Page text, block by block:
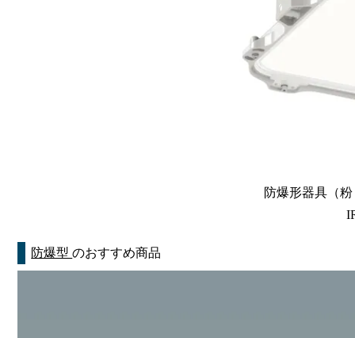
防爆形器具（
防爆型のおすすめ商品